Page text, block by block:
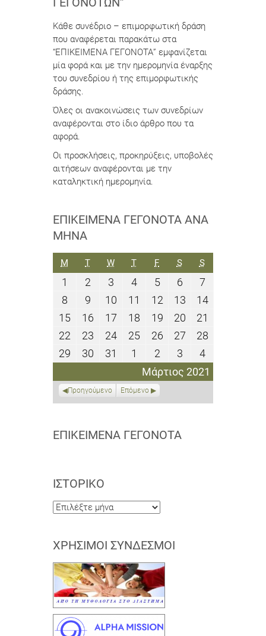
Κάθε συνέδριο – επιμορφωτική δράση
που αναφέρεται παρακάτω στα
“ΕΠΙΚΕΙΜΕΝΑ ΓΕΓΟΝΟΤΑ” εμφανίζεται
μία φορά και με την ημερομηνία έναρξης
του συνεδρίου ή της επιμορφωτικής
δράσης.
Όλες οι ανακοινώσεις των συνεδρίων
αναφέρονται στο ίδιο άρθρο που τα
αφορά.
Οι προσκλήσεις, προκηρύξεις, υποβολές
αιτήσεων αναφέρονται με την
καταληκτική ημερομηνία.
ΕΠΙΚΕΊΜΕΝΑ ΓΕΓΟΝΌΤΑ ΑΝΆ
ΜΉΝΑ
Μάρτιος 2021
M ΔΕΥΤΈΡΑ
TΤΡΊΤΗ
WΤΕΤΆΡΤΗ
TΠΈΜΠΤΗ
FΠΑΡΑΣΚΕΥΉ
SΣΆΒΒΑΤΟ
SΚΥΡΙΑΚΉ
1
Μαρτίου
2021
2
Μαρτίου
2021
3
Μαρτίου
2021
44
Μαρτίου
2021
55
Μαρτίου
2021
66
Μαρτίου
2021
77
Μαρτίου
2021
8
Μαρτίου
2021
9
Μαρτίου
2021
10
Μαρτίου
2021
11
Μαρτίου
2021
1212
Μαρτίου
2021
1313
Μαρτίου
2021
1414
1515
Μαρτίου
2021
16
Μαρτίου
2021
17
Μαρτίου
2021
18
Μαρτίου
2021
1919
Μαρτίου
2021
2020
Μαρτίου
2021
21
Μαρτίου
2021
22
Μαρτίου
2021
23
Μαρτίου
2021
2424
Μαρτίου
2021
2525
Μαρτίου
2021
2626
Μαρτίου
2021
2727
Μαρτίου
2021
2828
2021
29
Μαρτίου
30
Μαρτίου
31
Μαρτίου
1
Απριλίου
2021
22
Απριλίου
2021
33
Απριλίου
2021
44
Απριλίου
2021
Προηγούμενο Επόμενο
ΕΠΙΚΕΊΜΕΝΑ ΓΕΓΟΝΌΤΑ
ΙΣΤΟΡΙΚΌ
Ιστορικό
ΧΡΉΣΙΜΟΙ ΣΎΝΔΕΣΜΟΙ